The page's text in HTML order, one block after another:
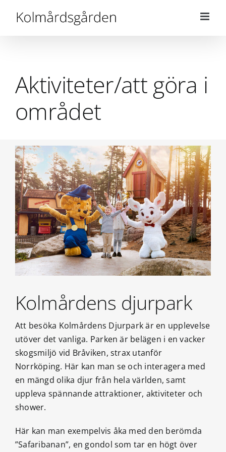
Aktiviteter/att göra i
området
Kolmårdens djurpark
Att besöka Kolmårdens Djurpark är en upplevelse
utöver det vanliga. Parken är belägen i en vacker
skogsmiljö vid Bråviken, strax utanför
Norrköping. Här kan man se och interagera med
en mängd olika djur från hela världen, samt
uppleva spännande attraktioner, aktiviteter och
shower.
Här kan man exempelvis åka med den berömda
”Safaribanan”, en gondol som tar en högt över